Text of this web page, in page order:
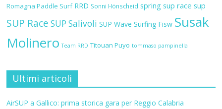
Romagna Paddle Surf RRD Sonni Hönscheid spring sup race sup
SUP Race SUP Salivoli SUP Wave Surfing Fisw Susak
Molinero Team RRD Titouan Puyo tommaso pampinella
Ultimi articoli
AirSUP a Gallico: prima storica gara per Reggio Calabria